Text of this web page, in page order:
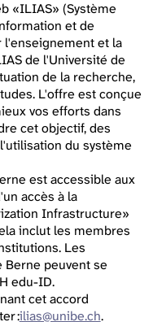
«ILIAS» (Système
et de
l'enseignement et la
de l'Université de
de la recherche,
L'offre est conçue
vos efforts dans
cet objectif, des
du système
est accessible aux
accès à la
Infrastructure»
inclut les membres
Les
peuvent se
edu-ID.
cet accord
:ilias@unibe.ch.